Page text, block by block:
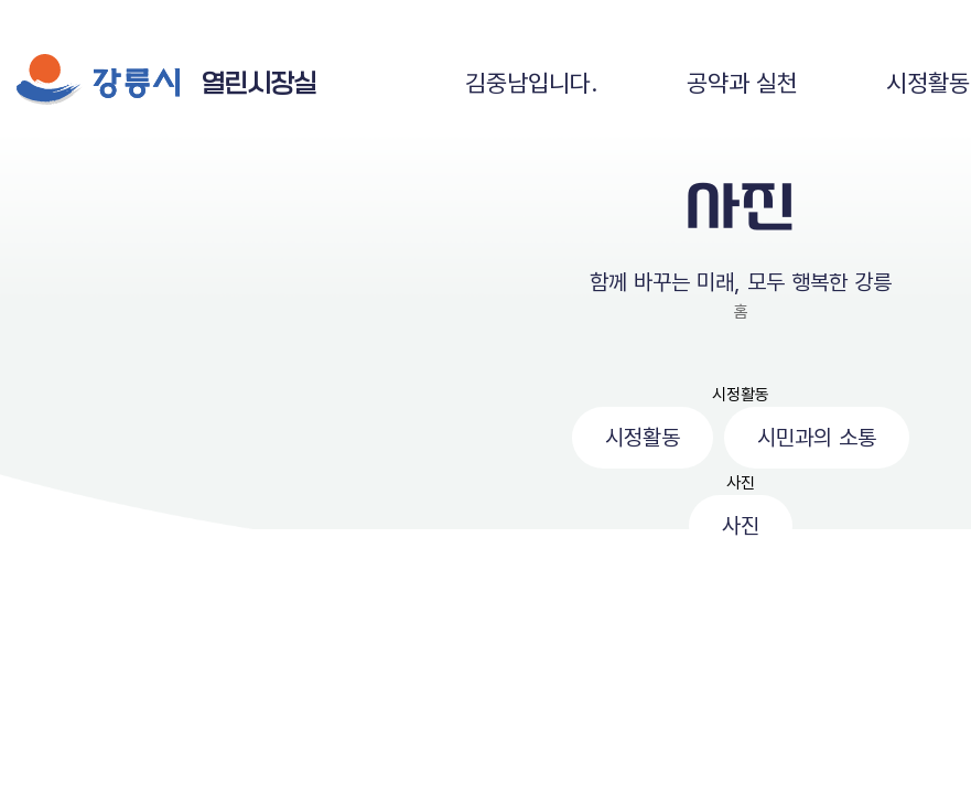
열린시장실 김중남입니다. 공약과 실천 시정활동
사진
함께 바꾸는 미래, 모두 행복한 강릉
홈
시정활동
시정활동 시민과의 소통
사진
사진